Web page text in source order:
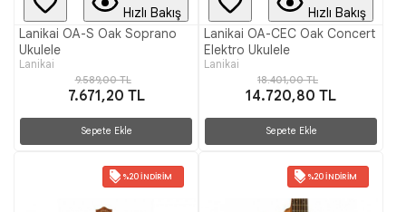
Hızlı Bakış
Lanikai OA-S Oak Soprano
Ukulele
Lanikai
9.589,00 TL
7.671,20 TL
Sepete Ekle
Hızlı Bakış
Lanikai OA-CEC Oak Concert
Elektro Ukulele
Lanikai
18.401,00 TL
14.720,80 TL
Sepete Ekle
%20 İNDIRIM %20 İNDIRIM